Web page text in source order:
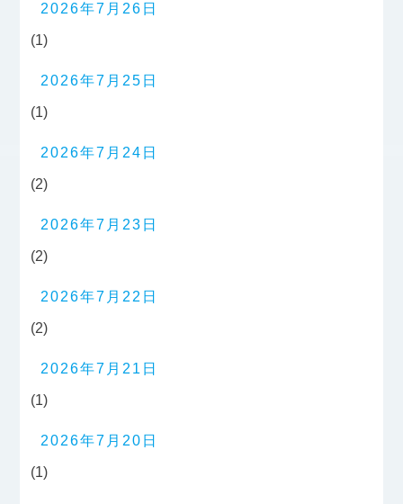
2026年7月26日
(1)
2026年7月25日
(1)
2026年7月24日
(2)
2026年7月23日
(2)
2026年7月22日
(2)
2026年7月21日
(1)
2026年7月20日
(1)